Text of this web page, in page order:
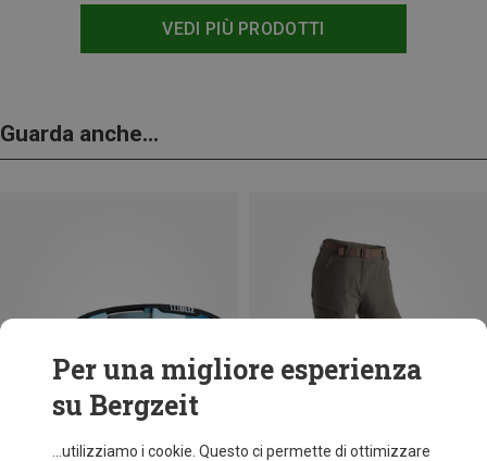
VEDI PIÙ PRODOTTI
Guarda anche...
Per una migliore esperienza
su Bergzeit
...utilizziamo i cookie. Questo ci permette di ottimizzare